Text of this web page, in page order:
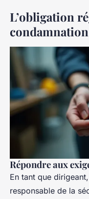
L’obligation
Répondre aux
En tant que
responsable de la